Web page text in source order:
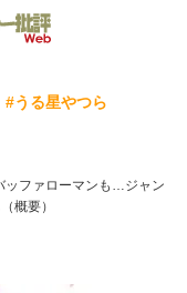
】(2)
#うる星やつら
ッファローマンも…ジャン
概要）